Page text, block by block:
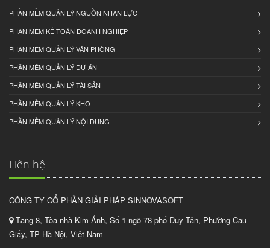
PHẦN MỀM QUẢN LÝ NGUỒN NHÂN LỰC
PHẦN MỀM KẾ TOÁN DOANH NGHIỆP
PHẦN MỀM QUẢN LÝ VĂN PHÒNG
PHẦN MỀM QUẢN LÝ DỰ ÁN
PHẦN MỀM QUẢN LÝ TÀI SẢN
PHẦN MỀM QUẢN LÝ KHO
PHẦN MỀM QUẢN LÝ NỘI DUNG
Liên hệ
CÔNG TY CỔ PHẦN GIẢI PHÁP SINNOVASOFT
Tầng 8, Tòa nhà Kim Ánh, Số 1 ngõ 78 phố Duy Tân, Phường Cầu
Giấy, TP Hà Nội, Việt Nam